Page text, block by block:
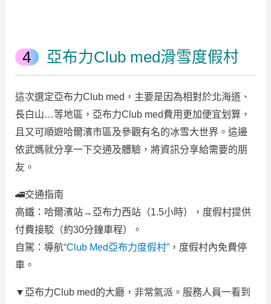
亞布力Club med滑雪度假村
這次選定亞布力Club med，主要是因為相對於北海道、
長白山…等地區，亞布力Club med費用更加便宜划算，
且又可順遊哈爾濱市區及參觀有名的冰雪大世界。這邊
依武媽就分享一下交通及體驗，將資訊分享給需要的朋
友。
🚄交通指南‌
高鐵‌：哈爾濱站→亞布力西站（1.5小時），度假村提供
付費接駁（約30分鐘車程）。
‌自駕‌：導航“Club Med亞布力度假村”，度假村內免費停
車。
▼亞布力Club med的大廳，非常氣派。服務人員一看到